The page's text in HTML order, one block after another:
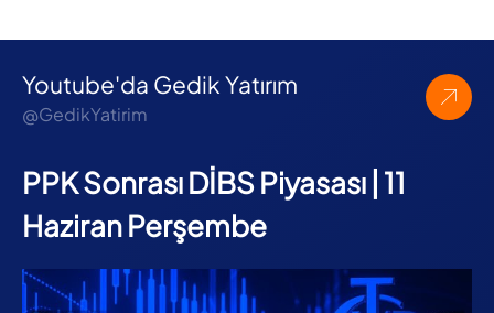
Youtube'da Gedik Yatırım
@GedikYatirim
PPK Sonrası DİBS Piyasası | 11
Haziran Perşembe